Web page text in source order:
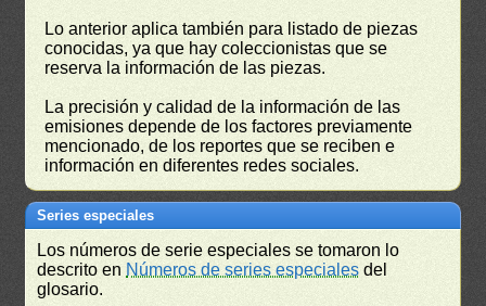
Lo anterior aplica también para listado de piezas
conocidas, ya que hay coleccionistas que se
reserva la información de las piezas.
La precisión y calidad de la información de las
emisiones depende de los factores previamente
mencionado, de los reportes que se reciben e
información en diferentes redes sociales.
Series especiales
Los números de serie especiales se tomaron lo
descrito en Números de series especiales del
glosario.